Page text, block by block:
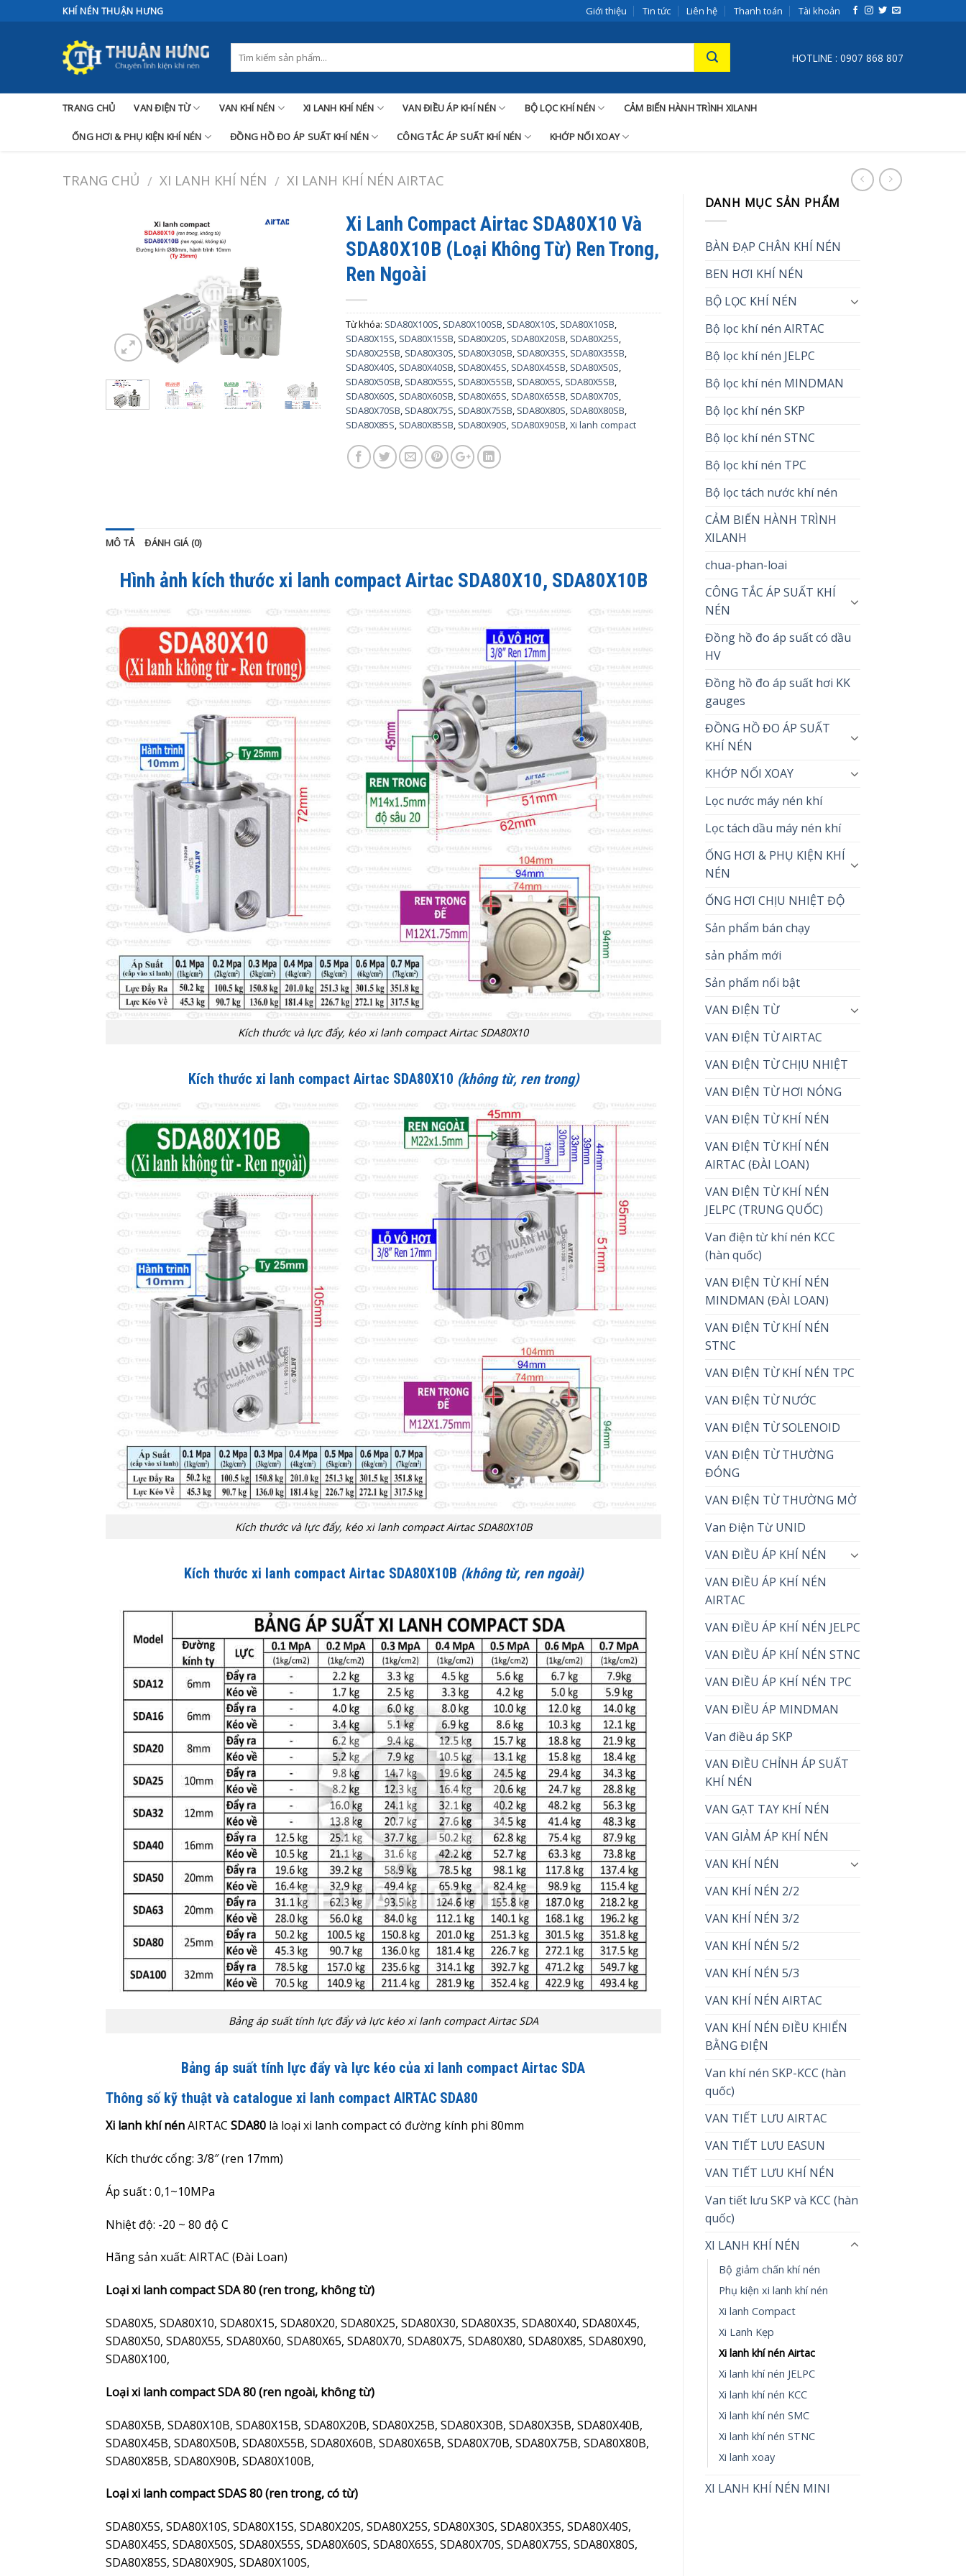
to
KHÍ NÉN THUẬN HƯNG Giới thiệu Tin tức Liên hệ Thanh toán Tài khoản
HOTLINE : 0907 868 807
TRANG CHỦ VAN ĐIỆN TỪ VAN KHÍ NÉN XI LANH KHÍ NÉN VAN ĐIỀU ÁP KHÍ NÉN BỘ LỌC KHÍ NÉN CẢM BIẾN HÀNH TRÌNH XILANH
ỐNG HƠI & PHỤ KIỆN KHÍ NÉN ĐỒNG HỒ ĐO ÁP SUẤT KHÍ NÉN CÔNG TẮC ÁP SUẤT KHÍ NÉN KHỚP NỐI XOAY
TRANG CHỦ / XI LANH KHÍ NÉN / XI LANH KHÍ NÉN AIRTAC
Xi Lanh Compact Airtac SDA80X10 Và
SDA80X10B (Loại Không Từ) Ren Trong,
Ren Ngoài
Từ khóa: SDA80X100S, SDA80X100SB, SDA80X10S, SDA80X10SB,
SDA80X15S, SDA80X15SB, SDA80X20S, SDA80X20SB, SDA80X25S,
SDA80X25SB, SDA80X30S, SDA80X30SB, SDA80X35S, SDA80X35SB,
SDA80X40S, SDA80X40SB, SDA80X45S, SDA80X45SB, SDA80X50S,
SDA80X50SB, SDA80X55S, SDA80X55SB, SDA80X5S, SDA80X5SB,
SDA80X60S, SDA80X60SB, SDA80X65S, SDA80X65SB, SDA80X70S,
SDA80X70SB, SDA80X75S, SDA80X75SB, SDA80X80S, SDA80X80SB,
SDA80X85S, SDA80X85SB, SDA80X90S, SDA80X90SB,Xi lanh compact
MÔ TẢ ĐÁNH GIÁ (0)
Hình ảnh kích thước xi lanh compact Airtac SDA80X10, SDA80X10B
Kích thước và lực đẩy, kéo xi lanh compact Airtac SDA80X10
Kích thước xi lanh compact Airtac SDA80X10 (không từ, ren trong)
Kích thước và lực đẩy, kéo xi lanh compact Airtac SDA80X10B
Kích thước xi lanh compact Airtac SDA80X10B (không từ, ren ngoài)
Bảng áp suất tính lực đẩy và lực kéo xi lanh compact Airtac SDA
Bảng áp suất tính lực đẩy và lực kéo của xi lanh compact Airtac SDA
Thông số kỹ thuật và catalogue xi lanh compact AIRTAC SDA80
Xi lanh khí nénAIRTAC SDA80 là loại xi lanh compact có đường kính phi 80mm
Kích thước cổng: 3/8″ (ren 17mm)
Áp suất : 0,1~10MPa
Nhiệt độ: -20 ~ 80 độ C
Hãng sản xuất: AIRTAC (Đài Loan)
Loại xi lanh compact SDA 80 (ren trong, không từ)
SDA80X5, SDA80X10, SDA80X15, SDA80X20, SDA80X25, SDA80X30, SDA80X35, SDA80X40, SDA80X45,
SDA80X50, SDA80X55, SDA80X60, SDA80X65, SDA80X70, SDA80X75, SDA80X80, SDA80X85, SDA80X90,
SDA80X100,
Loại xi lanh compact SDA 80 (ren ngoài, không từ)
SDA80X5B, SDA80X10B, SDA80X15B, SDA80X20B, SDA80X25B, SDA80X30B, SDA80X35B, SDA80X40B,
SDA80X45B, SDA80X50B, SDA80X55B, SDA80X60B, SDA80X65B, SDA80X70B, SDA80X75B, SDA80X80B,
SDA80X85B, SDA80X90B, SDA80X100B,
Loại xi lanh compact SDAS 80 (ren trong, có từ)
SDA80X5S, SDA80X10S, SDA80X15S, SDA80X20S, SDA80X25S, SDA80X30S, SDA80X35S, SDA80X40S,
SDA80X45S, SDA80X50S, SDA80X55S, SDA80X60S, SDA80X65S, SDA80X70S, SDA80X75S, SDA80X80S,
SDA80X85S, SDA80X90S, SDA80X100S,
DANH MỤC SẢN PHẨM
BÀN ĐẠP CHÂN KHÍ NÉN
BEN HƠI KHÍ NÉN
BỘ LỌC KHÍ NÉN
Bộ lọc khí nén AIRTAC
Bộ lọc khí nén JELPC
Bộ lọc khí nén MINDMAN
Bộ lọc khí nén SKP
Bộ lọc khí nén STNC
Bộ lọc khí nén TPC
Bộ lọc tách nước khí nén
CẢM BIẾN HÀNH TRÌNH
XILANH
chua-phan-loai
CÔNG TẮC ÁP SUẤT KHÍ
NÉN
Đồng hồ đo áp suất có dầu
HV
Đồng hồ đo áp suất hơi KK
gauges
ĐỒNG HỒ ĐO ÁP SUẤT
KHÍ NÉN
KHỚP NỐI XOAY
Lọc nước máy nén khí
Lọc tách dầu máy nén khí
ỐNG HƠI & PHỤ KIỆN KHÍ
NÉN
ỐNG HƠI CHỊU NHIỆT ĐỘ
Sản phẩm bán chạy
sản phẩm mới
Sản phẩm nổi bật
VAN ĐIỆN TỪ
VAN ĐIỆN TỪ AIRTAC
VAN ĐIỆN TỪ CHỊU NHIỆT
VAN ĐIỆN TỪ HƠI NÓNG
VAN ĐIỆN TỪ KHÍ NÉN
VAN ĐIỆN TỪ KHÍ NÉN
AIRTAC (ĐÀI LOAN)
VAN ĐIỆN TỪ KHÍ NÉN
JELPC (TRUNG QUỐC)
Van điện từ khí nén KCC
(hàn quốc)
VAN ĐIỆN TỪ KHÍ NÉN
MINDMAN (ĐÀI LOAN)
VAN ĐIỆN TỪ KHÍ NÉN
STNC
VAN ĐIỆN TỪ KHÍ NÉN TPC
VAN ĐIỆN TỪ NƯỚC
VAN ĐIỆN TỪ SOLENOID
VAN ĐIỆN TỪ THƯỜNG
ĐÓNG
VAN ĐIỆN TỪ THƯỜNG MỞ
Van Điện Từ UNID
VAN ĐIỀU ÁP KHÍ NÉN
VAN ĐIỀU ÁP KHÍ NÉN
AIRTAC
VAN ĐIỀU ÁP KHÍ NÉN JELPC
VAN ĐIỀU ÁP KHÍ NÉN STNC
VAN ĐIỀU ÁP KHÍ NÉN TPC
VAN ĐIỀU ÁP MINDMAN
Van điều áp SKP
VAN ĐIỀU CHỈNH ÁP SUẤT
KHÍ NÉN
VAN GẠT TAY KHÍ NÉN
VAN GIẢM ÁP KHÍ NÉN
VAN KHÍ NÉN
VAN KHÍ NÉN 2/2
VAN KHÍ NÉN 3/2
VAN KHÍ NÉN 5/2
VAN KHÍ NÉN 5/3
VAN KHÍ NÉN AIRTAC
VAN KHÍ NÉN ĐIỀU KHIỂN
BẰNG ĐIỆN
Van khí nén SKP-KCC (hàn
quốc)
VAN TIẾT LƯU AIRTAC
VAN TIẾT LƯU EASUN
VAN TIẾT LƯU KHÍ NÉN
Van tiết lưu SKP và KCC (hàn
quốc)
XI LANH KHÍ NÉN
Bộ giảm chấn khí nén
Phụ kiện xi lanh khí nén
Xi lanh Compact
Xi Lanh Kẹp
Xi lanh khí nén Airtac
Xi lanh khí nén JELPC
Xi lanh khí nén KCC
Xi lanh khí nén SMC
Xi lanh khí nén STNC
Xi lanh xoay
XI LANH KHÍ NÉN MINI